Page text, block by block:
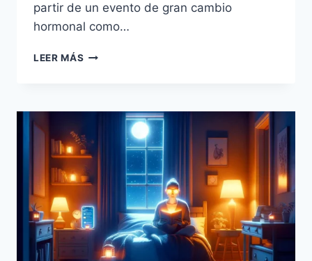
partir de un evento de gran cambio
hormonal como…
LEER MÁS ‘GORDIFLACA’:
Y
SOLO
KILOS
DE
MÁS